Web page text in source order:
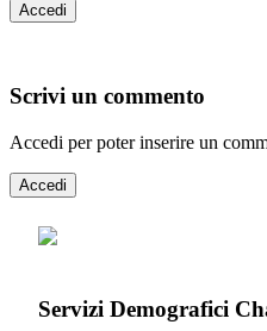
Accedi
Scrivi un commento
Accedi per poter inserire un
Accedi
Servizi Demografici